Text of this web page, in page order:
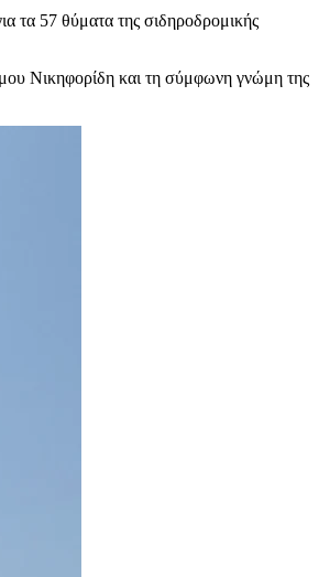
τα 57 θύματα της σιδηροδρομικής
Νικηφορίδη και τη σύμφωνη γνώμη της